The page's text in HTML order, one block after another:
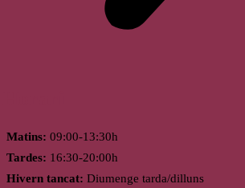
Matins: 09:00-13:30h
Tardes: 16:30-20:00h
Hivern tancat: Diumenge tarda/dilluns